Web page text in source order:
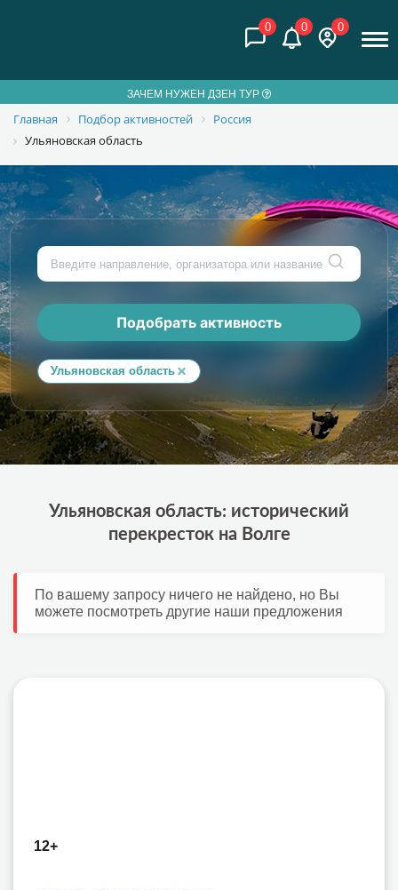
0 0 0
ЗАЧЕМ НУЖЕН ДЗЕН ТУР
Главная Подбор активностей
Россия
Ульяновская область
Подобрать активность
Ульяновская область
Ульяновская область: исторический
перекресток на Волге
По вашему запросу ничего не найдено, но Вы
можете посмотреть другие наши предложения
12+